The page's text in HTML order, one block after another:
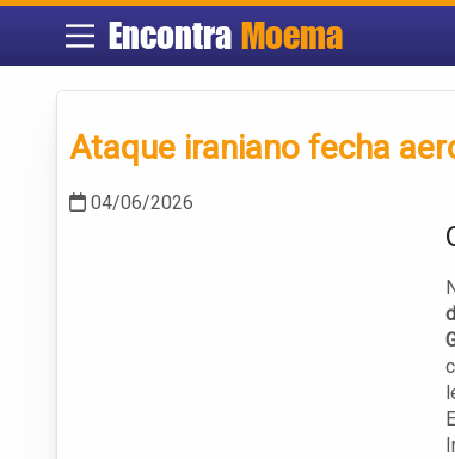
Encontra Moema
Ataque iraniano fecha
04/06/2026